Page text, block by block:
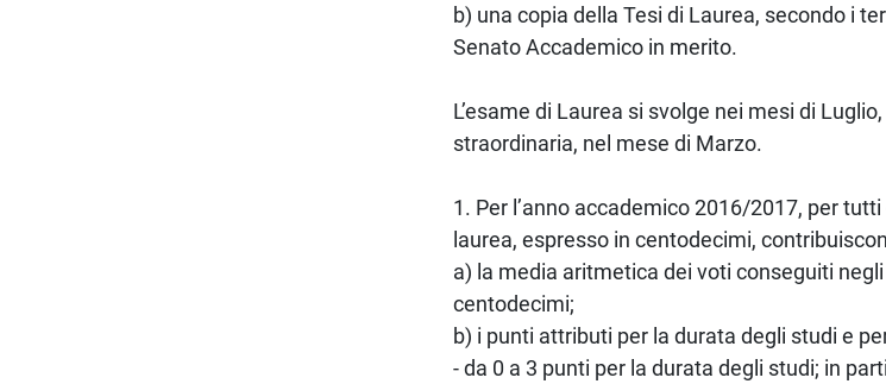
b) una copia della Tesi di Laurea, secondo i
Senato Accademico in merito.
L’esame di Laurea si svolge nei mesi di
straordinaria, nel mese di Marzo.
1. Per l’anno accademico 2016/2017, per
laurea, espresso in centodecimi,
a) la media aritmetica dei voti conseguiti
centodecimi;
b) i punti attributi per la durata degli studi e
- da 0 a 3 punti per la durata degli studi; in